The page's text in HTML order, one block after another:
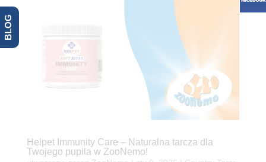
Helpet Immunity Care – Naturalna tarcza dla
Twojego pupila w ZooNemo!
BLOG